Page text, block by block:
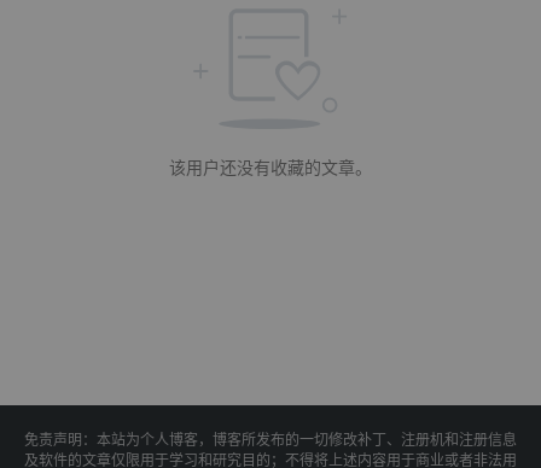
该用户还没有收藏的文章。
免责声明：本站为个人博客，博客所发布的一切修改补丁、注册机和注册信息
及软件的文章仅限用于学习和研究目的；不得将上述内容用于商业或者非法用